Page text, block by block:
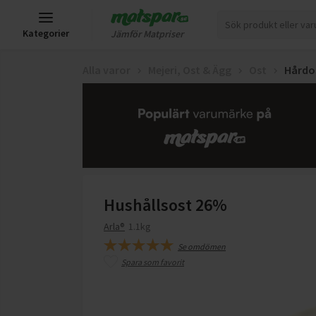
Kategorier Jämför Matpriser
Hushållsost 26%
Arla® 1.1kg
Se omdömen
Spara som favorit